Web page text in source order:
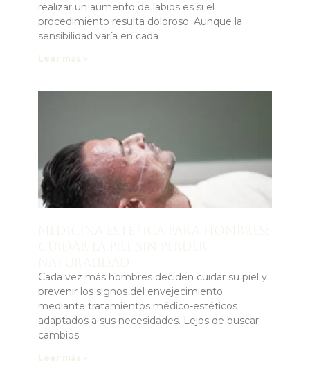
realizar un aumento de labios es si el
procedimiento resulta doloroso. Aunque la
sensibilidad varía en cada
Cada vez más hombres deciden cuidar su piel y
prevenir los signos del envejecimiento
mediante tratamientos médico-estéticos
adaptados a sus necesidades. Lejos de buscar
cambios